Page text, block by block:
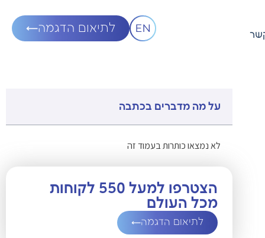
לתיאום הדגמה
על מה מדברים בכתבה
לא נמצאו כותרות בעמוד זה
הצטרפו למעל 550 לקוחות
מכל העולם
לתיאום הדגמה